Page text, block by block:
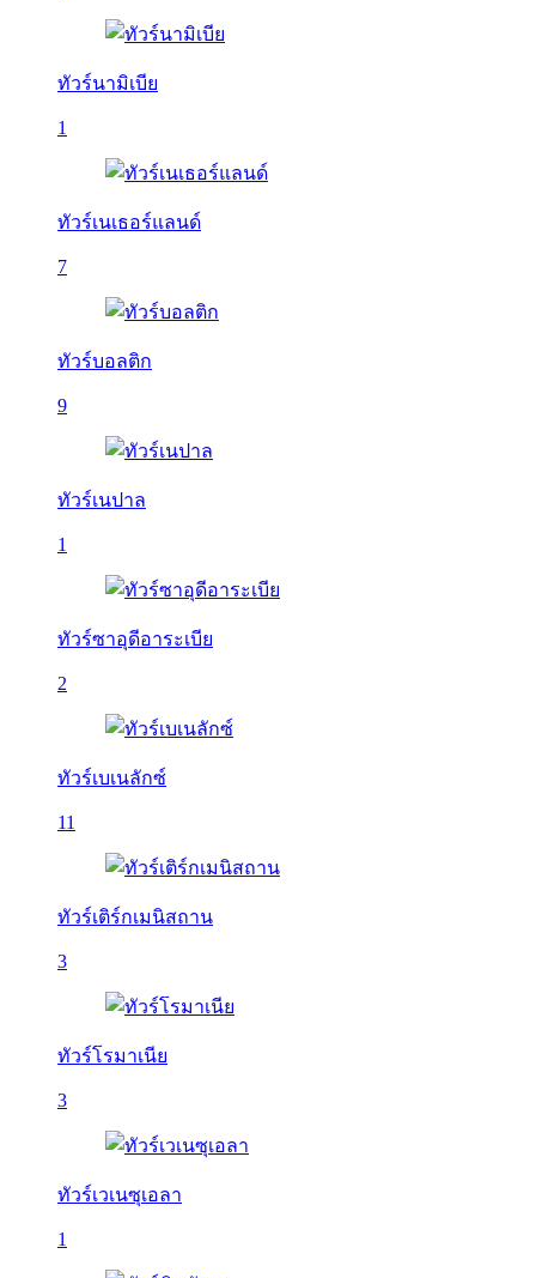
ทัวร์นามิเบีย
1
ทัวร์เนเธอร์แลนด์
7
ทัวร์บอลติก
9
ทัวร์เนปาล
1
ทัวร์ซาอุดีอาระเบีย
2
ทัวร์เบเนลักซ์
11
ทัวร์เติร์กเมนิสถาน
3
ทัวร์โรมาเนีย
3
ทัวร์เวเนซุเอลา
1